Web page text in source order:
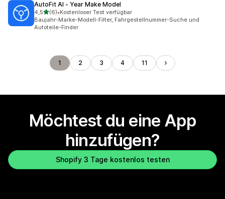
AutoFit AI ‑ Year Make Model
4,5von 5 Sternen
(6)
6 Rezensionen insgesamt
•Kostenloser Test verfügbar
Baujahr-Marke-Modell-Filter, Fahrgestellnummer-Suche und
Autoteile-Finder
1 2 3 4 11
Möchtest du eine App
hinzufügen?
Shopify 3 Tage kostenlos testen